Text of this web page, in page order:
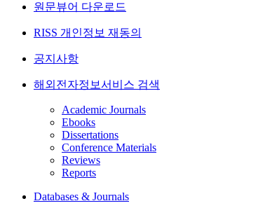
원문뷰어 다운로드
RISS 개인정보 재동의
공지사항
해외전자정보서비스 검색
Academic Journals
Ebooks
Dissertations
Conference Materials
Reviews
Reports
Databases & Journals